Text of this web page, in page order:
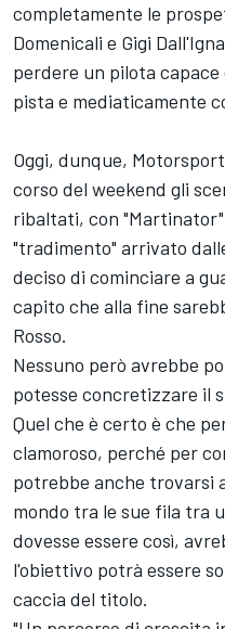
completamente le
Domenicali e Gigi
perdere un pilota
pista e mediaticamente
Oggi, dunque,
corso del weekend gli
ribaltati, con
"tradimento" arrivato
deciso di cominciare a
capito che alla fine
Rosso.
Nessuno però avrebbe
potesse concretizzare il
Quel che è certo è che
clamoroso, perché per
potrebbe anche trovarsi
mondo tra le sue fila tra
dovesse essere così,
l'obiettivo potrà essere
caccia del titolo.